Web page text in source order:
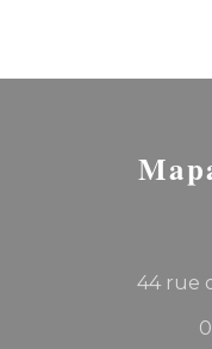
44 rue